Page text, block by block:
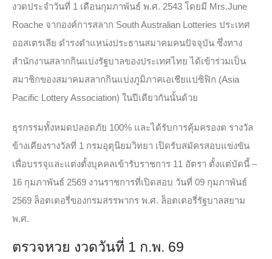
งวดประจำวันที่ 1 เดือนกุมภาพันธ์ พ.ศ. 2543 โดยมี Mrs.June
Roache จากองค์การสลาก South Australian Lotteries ประเทศ
ออสเตรเลีย ดำรงตำแหน่งประธานสมาคมคนปัจจุบัน ซึ่งทาง
สำนักงานสลากกินแบ่งรัฐบาลของประเทศไทย ได้เข้าร่วมเป็น
สมาชิกของสมาคมสลากกินแบ่งภูมิภาคเอเชียแปซิฟิก (Asia
Pacific Lottery Association) ในปีเดียวกันนั้นด้วย
ธุรกรรมทั้งหมดปลอดภัย 100% และได้รับการคุ้มครองต รางวัล
ข้างเคียงรางวัลที่ 1 กรมอุตุนิยมวิทยา เปิดรับสมัครสอบแข่งขัน
เพื่อบรรจุและแต่งตั้งบุคคลเข้ารับราชการ 11 อัตรา ตั้งแต่บัดนี้ –
16 กุมภาพันธ์ 2569 งานราชการที่เปิดสอบ วันที่ 09 กุมภาพันธ์
2569 ล็อตเตอรี่ของกรมสรรพากร พ.ศ. ล็อตเตอรี่รัฐบาลสยาม
พ.ศ.
ตรวจหวย งวดวันที่ 1 ก.พ. 69